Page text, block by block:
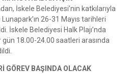
İskele Belediyesi’nin katkılarıyla
26-31 Mayıs tarihleri
İskele Belediyesi Halk Plajı’nda
gün 18.00-24.00 saatleri arasında
GÖREV BAŞINDA OLACAK